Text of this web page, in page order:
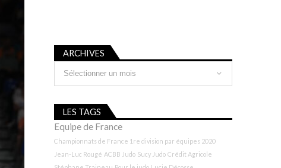
ARCHIVES
LES TAGS
Equipe de France
Championnats de France 1re division par équipes 2020
Jean-Luc Rougé ACBB Judo Sucy Judo Crédit Agricole